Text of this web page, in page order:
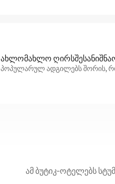
ახლომახლო
პოპულარულ ადგილებს შორის,
ამ ბუტიკ‑ოტელებს